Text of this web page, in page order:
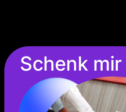
Schenk mir